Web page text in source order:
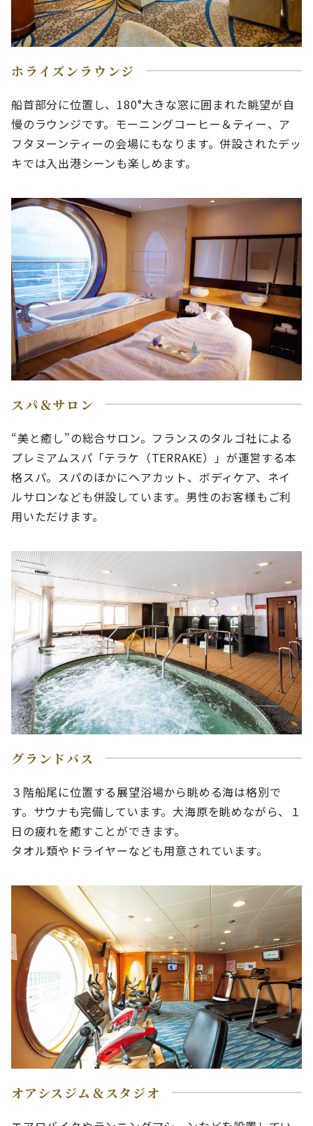
ホライズンラウンジ
船首部分に位置し、180°大きな窓に囲まれた眺望が自
慢のラウンジです。モーニングコーヒー＆ティー、ア
フタヌーンティーの会場にもなります。併設されたデッ
キでは入出港シーンも楽しめます。
スパ＆サロン
“美と癒し”の総合サロン。フランスのタルゴ社による
プレミアムスパ「テラケ（TERRAKE）」が運営する本
格スパ。スパのほかにヘアカット、ボディケア、ネイ
ルサロンなども併設しています。男性のお客様もご利
用いただけます。
グランドバス
３階船尾に位置する展望浴場から眺める海は格別で
す。サウナも完備しています。大海原を眺めながら、１
日の疲れを癒すことができます。
タオル類やドライヤーなども用意されています。
オアシスジム＆スタジオ